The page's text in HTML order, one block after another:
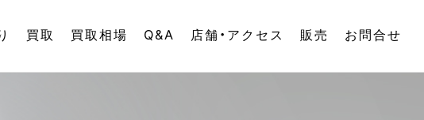
買取 買取相場 Q&A 店舗・アクセス 販売 お問合せ